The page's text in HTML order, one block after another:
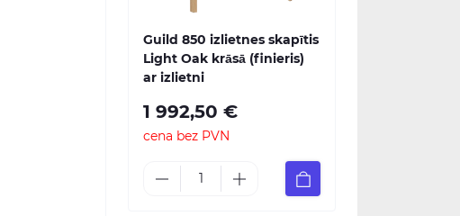
Guild 850 izlietnes skapītis
Light Oak krāsā (finieris)
ar izlietni
1 992,50 €
cena bez PVN